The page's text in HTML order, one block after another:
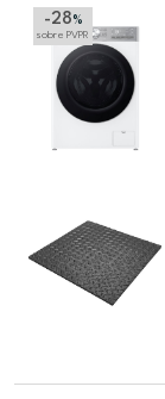
-28 %
sobre PVPR